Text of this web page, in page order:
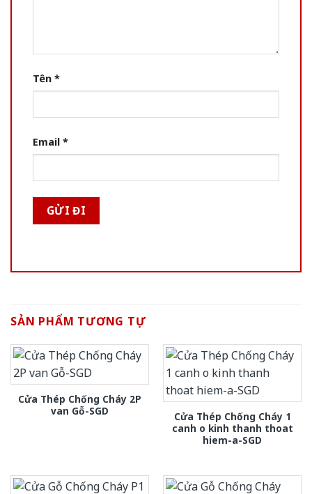
Tên *
Email *
SẢN PHẨM TƯƠNG TỰ
Cửa Thép Chống Cháy 2P
van Gỗ-SGD
Cửa Thép Chống Cháy 1
canh o kinh thanh thoat
hiem-a-SGD